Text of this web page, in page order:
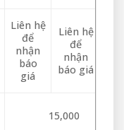
Liên hệ
để
nhận
báo
giá
Liên hệ
để
nhận
báo giá
15,000